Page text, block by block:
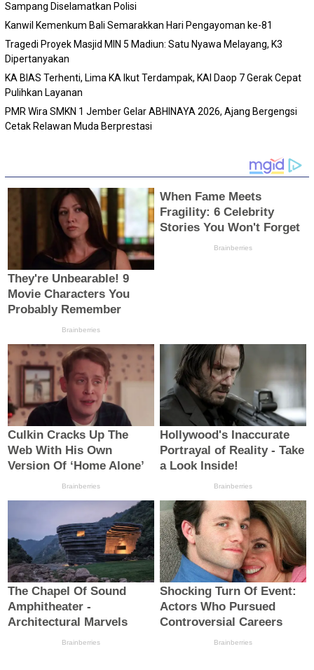
Sampang Diselamatkan Polisi
Kanwil Kemenkum Bali Semarakkan Hari Pengayoman ke-81
Tragedi Proyek Masjid MIN 5 Madiun: Satu Nyawa Melayang, K3
Dipertanyakan
KA BIAS Terhenti, Lima KA Ikut Terdampak, KAI Daop 7 Gerak Cepat
Pulihkan Layanan
PMR Wira SMKN 1 Jember Gelar ABHINAYA 2026, Ajang Bergengsi
Cetak Relawan Muda Berprestasi